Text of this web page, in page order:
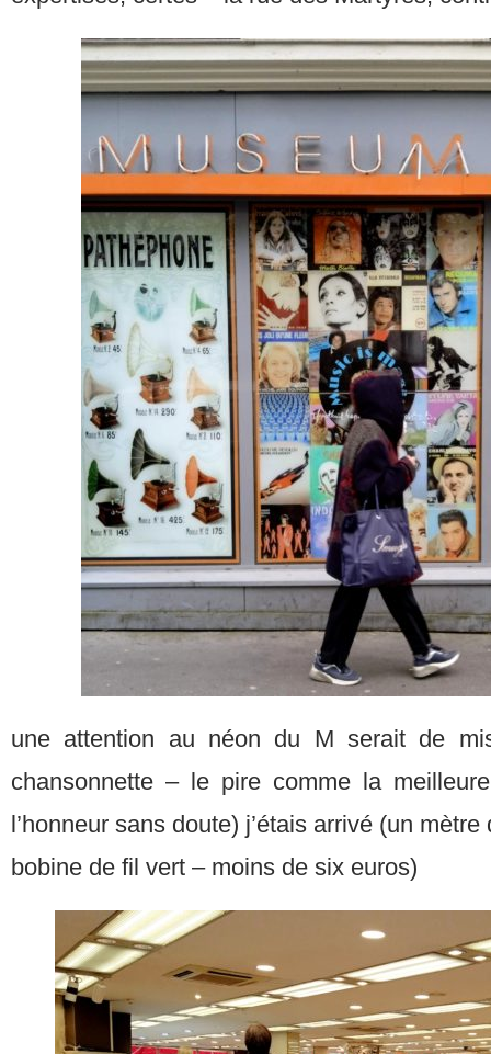
une attention au néon du M serait de
chansonnette – le pire comme la
l’honneur sans doute) j’étais arrivé (un
bobine de fil vert – moins de six euros)